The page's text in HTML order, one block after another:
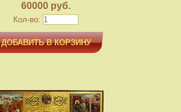
60000 руб.
Кол-во:
ДОБАВИТЬ В КОРЗИНУ